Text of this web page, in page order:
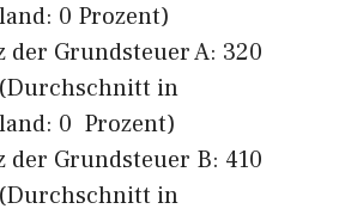
0 Prozent)
der Grundsteuer A: 320
in
0 Prozent)
der Grundsteuer B: 410
in